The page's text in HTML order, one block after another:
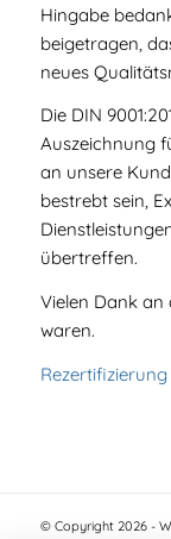
Hingabe
beigetragen,
neues
Die DIN
Auszeichnung
an unsere
bestrebt sein,
übertreffen.
Vielen Dank an
waren.
Rezertifizierung
© Copyright 2026 -